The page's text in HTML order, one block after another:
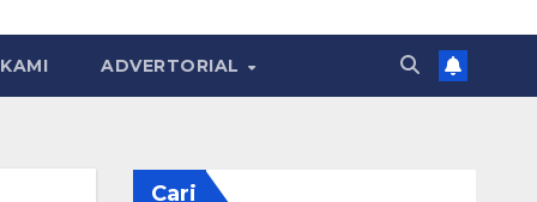
ADVERTORIAL
Cari